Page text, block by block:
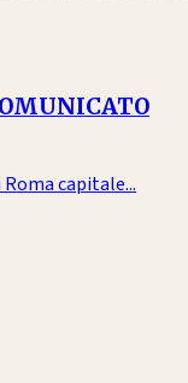
capitale...